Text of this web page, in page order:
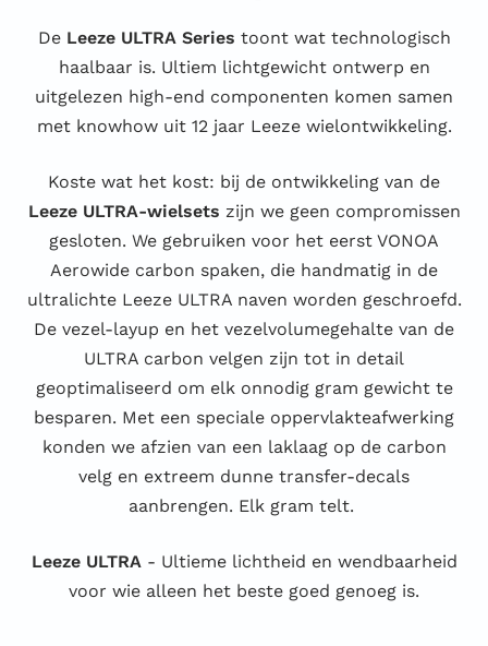
De Leeze ULTRA Series toont wat technologisch
haalbaar is. Ultiem lichtgewicht ontwerp en
uitgelezen high-end componenten komen samen
met knowhow uit 12 jaar Leeze wielontwikkeling.
Koste wat het kost: bij de ontwikkeling van de
Leeze ULTRA-wielsets zijn we geen compromissen
gesloten. We gebruiken voor het eerst VONOA
Aerowide carbon spaken, die handmatig in de
ultralichte Leeze ULTRA naven worden geschroefd.
De vezel-layup en het vezelvolumegehalte van de
ULTRA carbon velgen zijn tot in detail
geoptimaliseerd om elk onnodig gram gewicht te
besparen. Met een speciale oppervlakteafwerking
konden we afzien van een laklaag op de carbon
velg en extreem dunne transfer-decals
aanbrengen. Elk gram telt.
Leeze ULTRA - Ultieme lichtheid en wendbaarheid
voor wie alleen het beste goed genoeg is.